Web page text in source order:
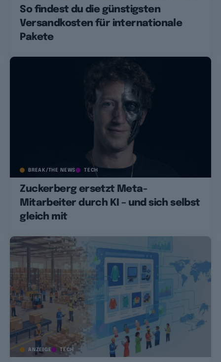
So findest du die günstigsten
Versandkosten für internationale
Pakete
BREAK/THE NEWS TECH
Zuckerberg ersetzt Meta-
Mitarbeiter durch KI – und sich selbst
gleich mit
ANZEIGE TECH